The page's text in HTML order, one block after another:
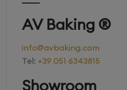
AV Baking ®
info@avbaking.com
Tel: +39 051 6343815
Showroom